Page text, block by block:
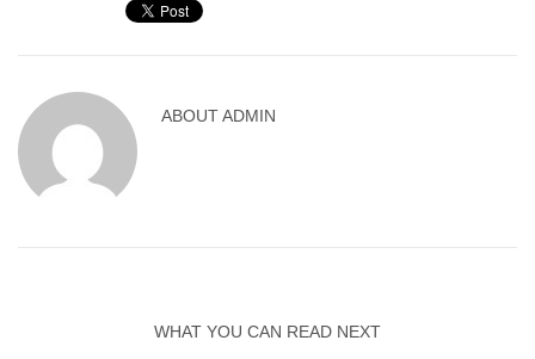
ABOUTADMIN
WHAT YOU CAN READ NEXT